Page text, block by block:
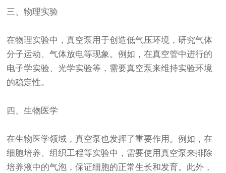
三、物理实验
在物理实验中，真空泵用于创造低气压环境，研究气体
分子运动、气体放电等现象。例如，在真空管中进行的
电子学实验、光学实验等，需要真空泵来维持实验环境
的稳定性。
四、生物医学
在生物医学领域，真空泵也发挥了重要作用。例如，在
细胞培养、组织工程等实验中，需要使用真空泵来排除
培养液中的气泡，保证细胞的正常生长和发育。此外，